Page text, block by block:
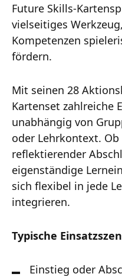
Future Skills-
vielseitiges
Kompetenzen
fördern.
Mit seinen 28
Kartenset zahlreiche
unabhängig von
oder Lehrkontext.
reflektierender
eigenständige
sich flexibel in jede
integrieren.
Typische
Einstieg oder